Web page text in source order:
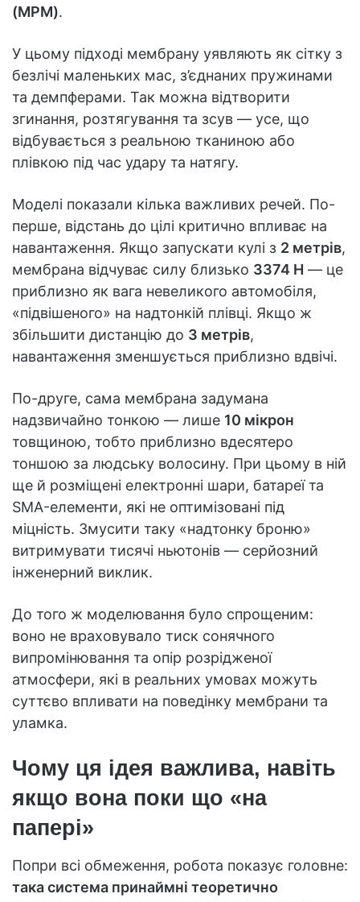
(MPM).
У цьому підході мембрану уявляють як сітку з
безлічі маленьких мас, з’єднаних пружинами
та демпферами. Так можна відтворити
згинання, розтягування та зсув — усе, що
відбувається з реальною тканиною або
плівкою під час удару та натягу.
Моделі показали кілька важливих речей. По-
перше, відстань до цілі критично впливає на
навантаження. Якщо запускати кулі з 2 метрів,
мембрана відчуває силу близько 3374 Н — це
приблизно як вага невеликого автомобіля,
«підвішеного» на надтонкій плівці. Якщо ж
збільшити дистанцію до 3 метрів,
навантаження зменшується приблизно вдвічі.
По-друге, сама мембрана задумана
надзвичайно тонкою — лише 10 мікрон
товщиною, тобто приблизно вдесятеро
тоншою за людську волосину. При цьому в ній
ще й розміщені електронні шари, батареї та
SMA-елементи, які не оптимізовані під
міцність. Змусити таку «надтонку броню»
витримувати тисячі ньютонів — серйозний
інженерний виклик.
До того ж моделювання було спрощеним:
воно не враховувало тиск сонячного
випромінювання та опір розрідженої
атмосфери, які в реальних умовах можуть
суттєво впливати на поведінку мембрани та
уламка.
Чому ця ідея важлива, навіть
якщо вона поки що «на
папері»
Попри всі обмеження, робота показує головне:
така система принаймні теоретично